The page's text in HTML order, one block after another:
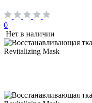
0
Нет в наличии